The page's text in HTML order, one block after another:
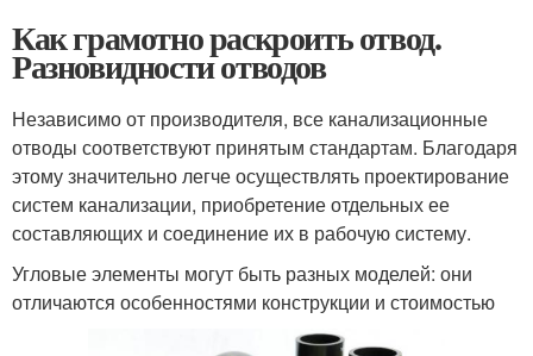
Как грамотно раскроить отвод.
Разновидности отводов
Независимо от производителя, все канализационные
отводы соответствуют принятым стандартам. Благодаря
этому значительно легче осуществлять проектирование
систем канализации, приобретение отдельных ее
составляющих и соединение их в рабочую систему.
Угловые элементы могут быть разных моделей: они
отличаются особенностями конструкции и стоимостью